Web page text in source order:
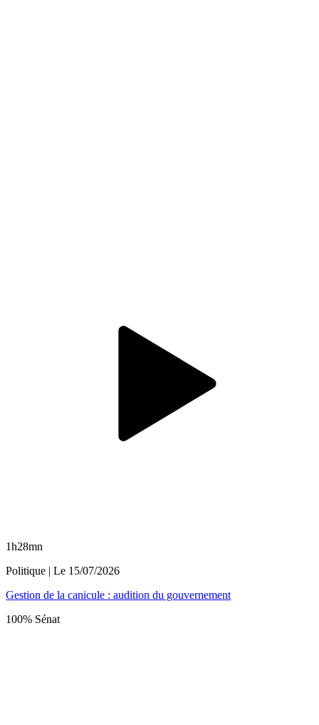
1h28mn
Politique | Le 15/07/2026
Gestion de la canicule : audition du gouvernement
100% Sénat